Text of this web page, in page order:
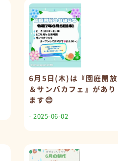
6月5日(木)は『園庭開放
＆サンバカフェ』があり
ます😊
- 2025-06-02